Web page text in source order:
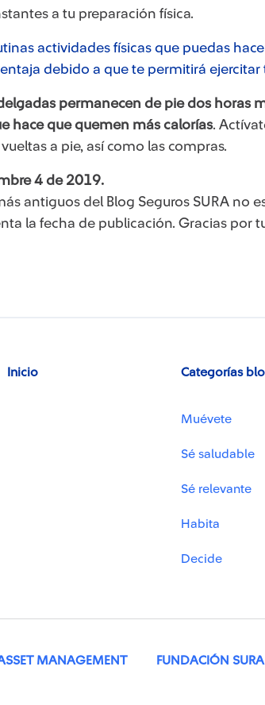
a tu preparación física.
actividades físicas que puedas
debido a que te permitirá ejercitar
permanecen de pie dos horas
hace que quemen más calorías.
a pie, así como las compras.
4 de 2019.
antiguos del Blog Seguros SURA no
la fecha de publicación. Gracias por
Inicio Categorías
Muévete
Sé saludable
Sé relevante
Habita
Decide
MANAGEMENT FUNDACIÓN SURA